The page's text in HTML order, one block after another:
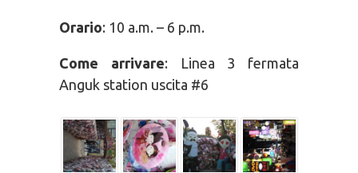
Orario: 10 a.m. – 6 p.m.
Come arrivare: Linea 3 fermata
Anguk station uscita #6